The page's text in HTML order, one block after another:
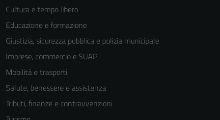
Cultura e tempo libero
Educazione e formazione
Giustizia, sicurezza pubblica e polizia municipale
Imprese, commercio e SUAP
Mobilità e trasporti
Salute, benessere e assistenza
Tributi, finanze e contravvenzioni